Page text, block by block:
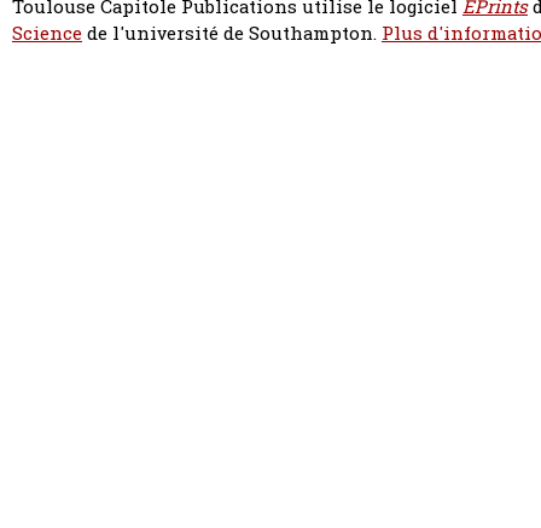
Toulouse Capitole Publications utilise le logiciel EPrints
Sciencede l'université de Southampton. Plus